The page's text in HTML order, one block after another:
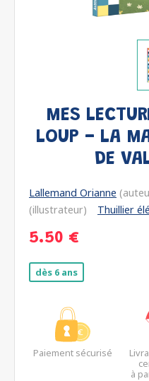
MES
LOUP - LA
DE
Lallemand Orianne
(illustrateur)
Thuillier
5.50 €
dès 6 ans
Paiement sécurisé
à